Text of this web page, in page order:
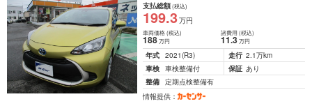
支払総額(税込)
199.3万円
車両価格(税込)
188万円
諸費用 (税込)
11.3 万円
年式 2021(R3) 走行 2.1万km
車検 車検整備付 保証 あり
整備 定期点検整備有
情報提供：